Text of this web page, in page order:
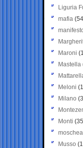
Liguria
mafia
Maroni
Mastella
Meloni
Milano
Monti
moschea
Musso